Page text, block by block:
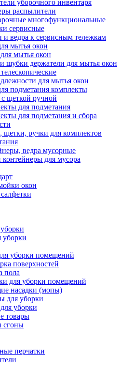
уборочного инвентаря
распылители
многофункциональные
сервисные
ведра к сервисным тележкам
мытья окон
мытья окон
шубки держатели для мытья окон
для мытья окон
подметания комплекты
щеткой ручной
для подметания
для подметания и сбора
щетки, ручки для комплектов
ведра мусорные
контейнеры для мусора
окон
уборки
уборки помещений
поверхностей
пола
для уборки помещений
насадки (мопы)
для уборки
уборки
товары
сгоны
перчатки